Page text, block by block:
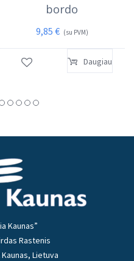
bordo
9,85 € (su PVM)
Daugiau
Kaunas”
Rastenis
Kaunas, Lietuva